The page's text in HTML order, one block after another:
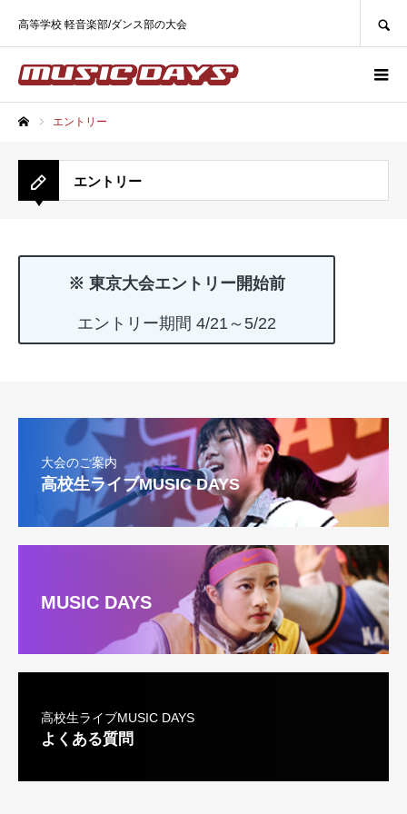
高等学校 軽音楽部/ダンス部の大会
エントリー
エントリー
※ 東京大会エントリー開始前
エントリー期間 4/21～5/22
大会のご案内
高校生ライブMUSIC DAYS
MUSIC DAYS
高校生ライブMUSIC DAYS
よくある質問